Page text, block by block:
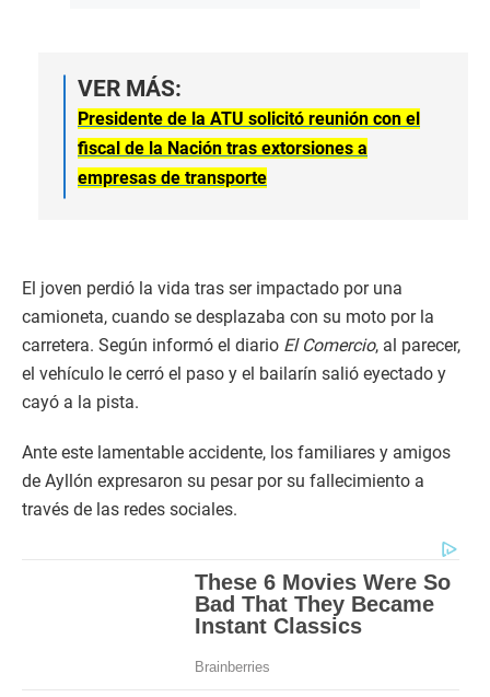
VER MÁS:
Presidente de la ATU solicitó reunión con el
fiscal de la Nación tras extorsiones a
empresas de transporte
El joven perdió la vida tras ser impactado por una
camioneta, cuando se desplazaba con su moto por la
carretera. Según informó el diario El Comercio, al parecer,
el vehículo le cerró el paso y el bailarín salió eyectado y
cayó a la pista.
Ante este lamentable accidente, los familiares y amigos
de Ayllón expresaron su pesar por su fallecimiento a
través de las redes sociales.